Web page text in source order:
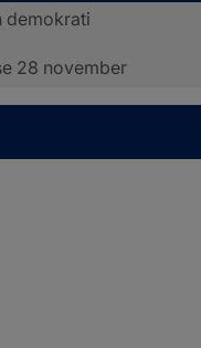
demokrati
28 november